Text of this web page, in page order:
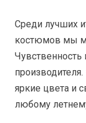
Среди лучших
костюмов мы
яркие цвета и
любому